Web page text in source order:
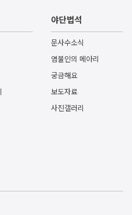
야단법석
문사수소식
염불인의 메아리
궁금해요
보도자료
사진갤러리